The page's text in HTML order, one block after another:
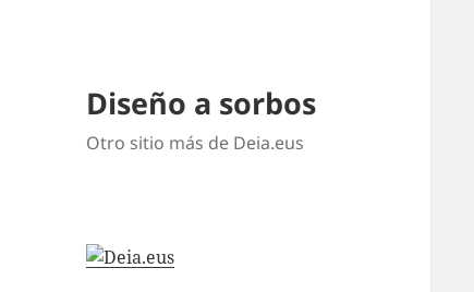
Diseño a sorbos
Otro sitio más de Deia.eus